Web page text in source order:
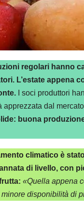
regolari hanno
L’estate appena
I soci produttori
apprezzata dal
buona
climatico è
di livello, con
«Quella appena
disponibilità di